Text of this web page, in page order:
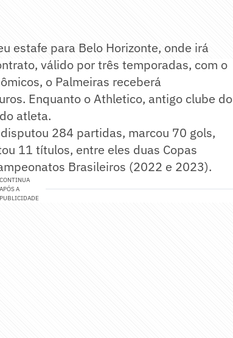
estafe para Belo Horizonte, onde irá
válido por três temporadas, com o
o Palmeiras receberá
Enquanto o Athletico, antigo clube do
atleta.
284 partidas, marcou 70 gols,
11 títulos, entre eles duas Copas
Brasileiros (2022 e 2023).
CONTINUA
APÓS A
PUBLICIDADE